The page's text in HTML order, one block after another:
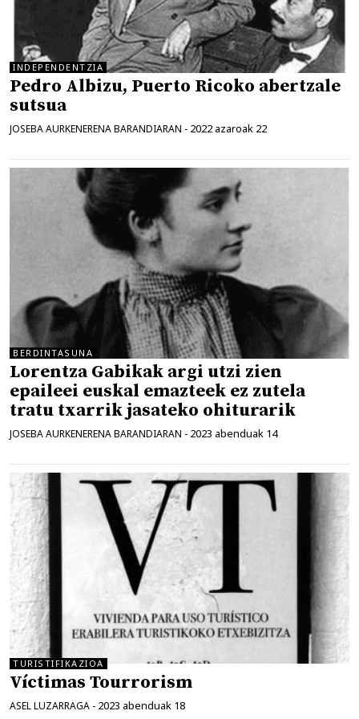
INDEPENDENTZIA
Pedro Albizu, Puerto Ricoko abertzale
sutsua
JOSEBA AURKENERENA BARANDIARAN - 2022 azaroak 22
BERDINTASUNA
Lorentza Gabikak argi utzi zien
epaileei euskal emazteek ez zutela
tratu txarrik jasateko ohiturarik
JOSEBA AURKENERENA BARANDIARAN - 2023 abenduak 14
TURISTIFIKAZIOA
Víctimas Tourrorism
ASEL LUZARRAGA - 2023 abenduak 18